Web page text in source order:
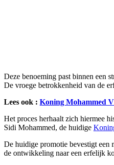
Deze benoeming past binnen een
De vroege betrokkenheid van de
Lees ook : Koning Mohammed
Het proces herhaalt zich hiermee
Sidi Mohammed, de huidige
De huidige promotie bevestigt een
de ontwikkeling naar een erfelijk